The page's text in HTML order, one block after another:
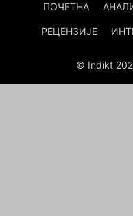
ПОЧЕТНА
РЕЦЕНЗИЈЕ
© Indikt